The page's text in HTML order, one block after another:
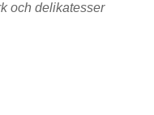
och delikatesser